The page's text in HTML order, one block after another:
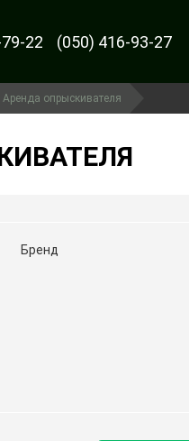
22 (050) 416-93-27
Аренда опрыскивателя
Бренд